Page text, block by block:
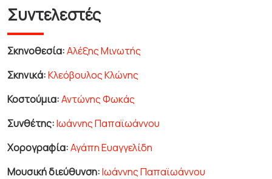
Συντελεστές
Σκηνοθεσία:Αλέξης Μινωτής
Σκηνικά:Κλεόβουλος Κλώνης
Κοστούμια:Αντώνης Φωκάς
Συνθέτης:Ιωάννης Παπαϊωάννου
Χορογραφία:Αγάπη Ευαγγελίδη
Μουσική διεύθυνση:Ιωάννης Παπαϊωάννου